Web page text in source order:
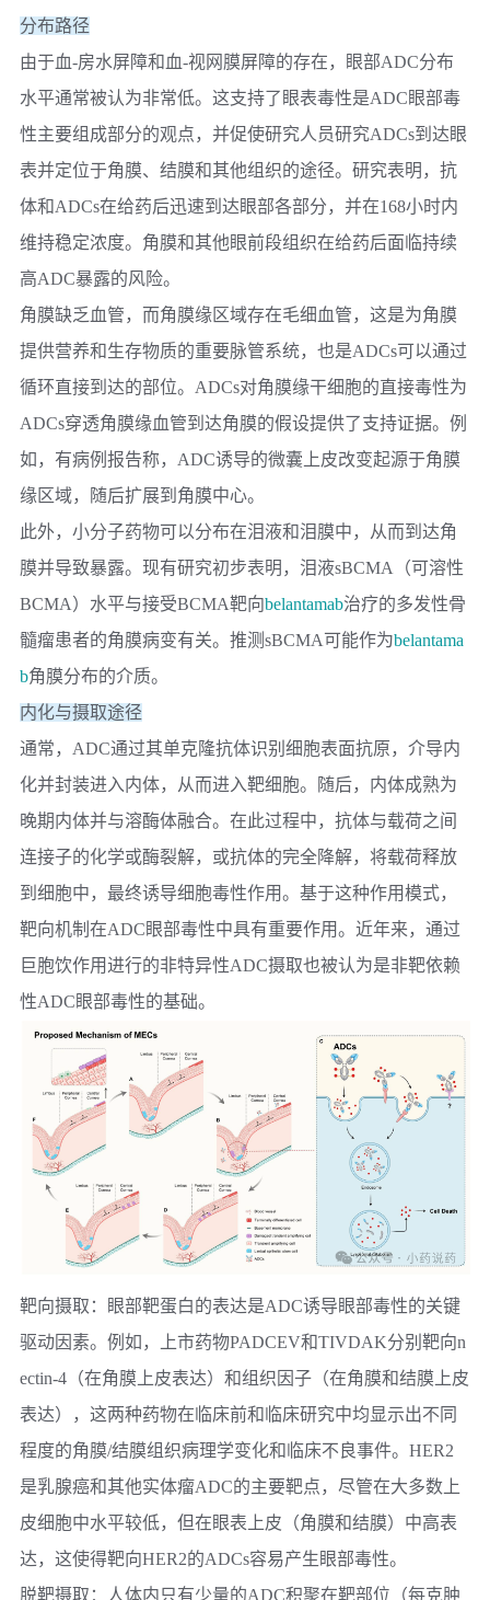
分布路径
由于血-房水屏障和血-视网膜屏障的存在，眼部ADC分布
水平通常被认为非常低。这支持了眼表毒性是ADC眼部毒
性主要组成部分的观点，并促使研究人员研究ADCs到达眼
表并定位于角膜、结膜和其他组织的途径。研究表明，抗
体和ADCs在给药后迅速到达眼部各部分，并在168小时内
维持稳定浓度。角膜和其他眼前段组织在给药后面临持续
高ADC暴露的风险。
角膜缺乏血管，而角膜缘区域存在毛细血管，这是为角膜
提供营养和生存物质的重要脉管系统，也是ADCs可以通过
循环直接到达的部位。ADCs对角膜缘干细胞的直接毒性为
ADCs穿透角膜缘血管到达角膜的假设提供了支持证据。例
如，有病例报告称，ADC诱导的微囊上皮改变起源于角膜
缘区域，随后扩展到角膜中心。
此外，小分子药物可以分布在泪液和泪膜中，从而到达角
膜并导致暴露。现有研究初步表明，泪液sBCMA（可溶性
BCMA）水平与接受BCMA靶向belantamab治疗的多发性骨
髓瘤患者的角膜病变有关。推测sBCMA可能作为belantama
b角膜分布的介质。
内化与摄取途径
通常，ADC通过其单克隆抗体识别细胞表面抗原，介导内
化并封装进入内体，从而进入靶细胞。随后，内体成熟为
晚期内体并与溶酶体融合。在此过程中，抗体与载荷之间
连接子的化学或酶裂解，或抗体的完全降解，将载荷释放
到细胞中，最终诱导细胞毒性作用。基于这种作用模式，
靶向机制在ADC眼部毒性中具有重要作用。近年来，通过
巨胞饮作用进行的非特异性ADC摄取也被认为是非靶依赖
性ADC眼部毒性的基础。
靶向摄取：
眼部靶蛋白的表达是ADC诱导眼部毒性的关键
驱动因素。例如，上市药物PADCEV和TIVDAK分别靶向n
ectin-4（在角膜上皮表达）和组织因子（在角膜和结膜上皮
表达），这两种药物在临床前和临床研究中均显示出不同
程度的角膜/结膜组织病理学变化和临床不良事件。HER2
是乳腺癌和其他实体瘤ADC的主要靶点，尽管在大多数上
皮细胞中水平较低，但在眼表上皮（角膜和结膜）中高表
达，这使得靶向HER2的ADCs容易产生眼部毒性。
脱靶摄取：
人体内只有少量的ADC积聚在靶部位（每克肿